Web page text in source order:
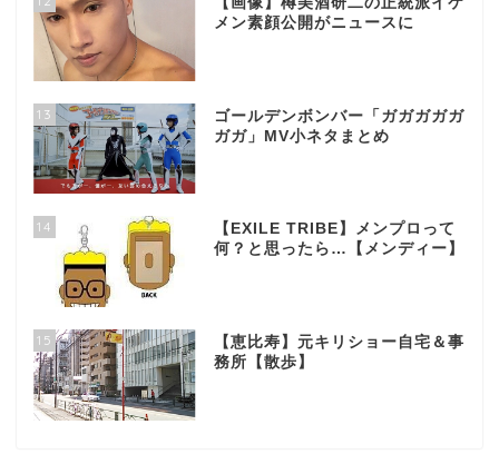
メン素顔公開がニュースに
13
ゴールデンボンバー「ガガガガガ
ガガ」MV小ネタまとめ
14
【EXILE TRIBE】メンプロって
何？と思ったら…【メンディー】
15
【恵比寿】元キリショー自宅＆事
務所【散歩】